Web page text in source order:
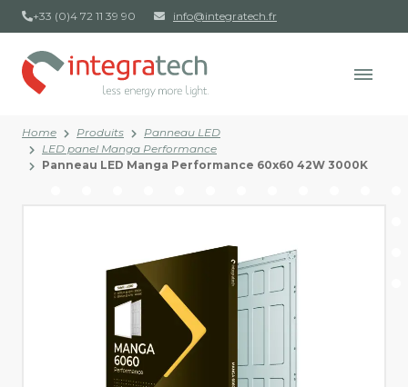
+33 (0)4 72 11 39 90 info@integratech.fr
Home Produits
Panneau LED
LED panel Manga Performance
Panneau LED Manga Performance 60x60 42W 3000K